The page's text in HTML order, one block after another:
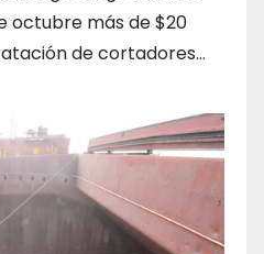
octubre más de $20
de cortadores…